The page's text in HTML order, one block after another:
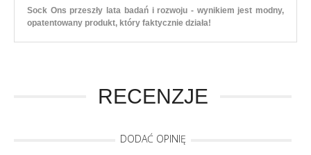
Sock Ons przeszły lata badań i rozwoju - wynikiem jest modny,
opatentowany produkt, który faktycznie działa!
RECENZJE
DODAĆ OPINIĘ